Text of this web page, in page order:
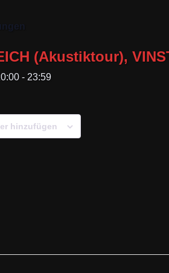
(Akustiktour),
- 23:59
hinzufügen